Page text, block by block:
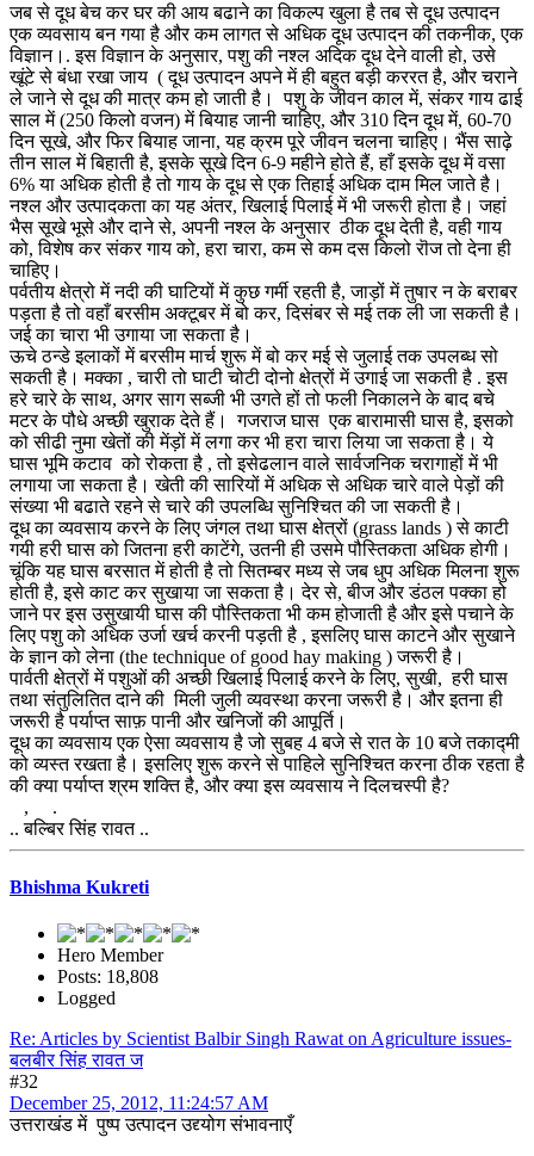
जब से दूध बेच कर घर की आय बढाने का विकल्प खुला है तब से दूध उत्पादन
एक व्यवसाय बन गया है और कम लागत से अधिक दूध उत्पादन की तकनीक, एक
विज्ञान।. इस विज्ञान के अनुसार, पशु की नश्ल अदिक दूध देने वाली हो, उसे
खूंटे से बंधा रखा जाय ( दूध उत्पादन अपने में ही बहुत बड़ी कररत है, और चराने
ले जाने से दूध की मात्र कम हो जाती है। पशु के जीवन काल में, संकर गाय ढाई
साल में (250 किलो वजन) में बियाह जानी चाहिए, और 310 दिन दूध में, 60-70
दिन सूखे, और फिर बियाह जाना, यह क्रम पूरे जीवन चलना चाहिए। भैंस साढ़े
तीन साल में बिहाती है, इसके सूखे दिन 6-9 महीने होते हैं, हाँ इसके दूध में वसा
6% या अधिक होती है तो गाय के दूध से एक तिहाई अधिक दाम मिल जाते है।
नश्ल और उत्पादकता का यह अंतर, खिलाई पिलाई में भी जरूरी होता है। जहां
भैस सूखे भूसे और दाने से, अपनी नश्ल के अनुसार ठीक दूध देती है, वही गाय
को, विशेष कर संकर गाय को, हरा चारा, कम से कम दस किलो रॊज तो देना ही
चाहिए।
पर्वतीय क्षेत्रो में नदी की घाटियों में कुछ गर्मी रहती है, जाड़ों में तुषार न के बराबर
पड़ता है तो वहाँ बरसीम अक्टूबर में बो कर, दिसंबर से मई तक ली जा सकती है।
जई का चारा भी उगाया जा सकता है।
ऊचे ठन्डे इलाकों में बरसीम मार्च शुरू में बो कर मई से जुलाई तक उपलब्ध सो
सकती है। मक्का , चारी तो घाटी चोटी दोनो क्षेत्रों में उगाई जा सकती है . इस
हरे चारे के साथ, अगर साग सब्जी भी उगते हों तो फली निकालने के बाद बचे
मटर के पौधे अच्छी खुराक देते हैं। गजराज घास एक बारामासी घास है, इसको
को सीढी नुमा खेतों की मेंड़ों में लगा कर भी हरा चारा लिया जा सकता है। ये
घास भूमि कटाव को रोकता है , तो इसेढलान वाले सार्वजनिक चरागाहों में भी
लगाया जा सकता है। खेती की सारियों में अधिक से अधिक चारे वाले पेड़ों की
संख्या भी बढाते रहने से चारे की उपलब्धि सुनिश्चित की जा सकती है।
दूध का व्यवसाय करने के लिए जंगल तथा घास क्षेत्रों (grass lands ) से काटी
गयी हरी घास को जितना हरी काटेंगे, उतनी ही उसमे पौस्तिकता अधिक होगी।
चूंकि यह घास बरसात में होती है तो सितम्बर मध्य से जब धुप अधिक मिलना शुरू
होती है, इसे काट कर सुखाया जा सकता है। देर से, बीज और डंठल पक्का हो
जाने पर इस उसुखायी घास की पौस्तिकता भी कम होजाती है और इसे पचाने के
लिए पशु को अधिक उर्जा खर्च करनी पड़ती है , इसलिए घास काटने और सुखाने
के ज्ञान को लेना (the technique of good hay making ) जरूरी है।
पार्वती क्षेत्रों में पशुओं की अच्छी खिलाई पिलाई करने के लिए, सुखी, हरी घास
तथा संतुलितित दाने की मिली जुली व्यवस्था करना जरूरी है। और इतना ही
जरूरी है पर्याप्त साफ़ पानी और खनिजों की आपूर्ति।
दूध का व्यवसाय एक ऐसा व्यवसाय है जो सुबह 4 बजे से रात के 10 बजे तकाद्मी
को व्यस्त रखता है। इसलिए शुरू करने से पाहिले सुनिश्चित करना ठीक रहता है
की क्या पर्याप्त श्रम शक्ति है, और क्या इस व्यवसाय ने दिलचस्पी है?
, .
.. बल्बिर सिंह रावत ..
Bhishma Kukreti
Hero Member
Posts: 18,808
Logged
Re: Articles by Scientist Balbir Singh Rawat on Agriculture issues-
बलबीर सिंह रावत ज
#32
December 25, 2012, 11:24:57 AM
उत्तराखंड में पुष्प उत्पादन उद्द्योग संभावनाएँ